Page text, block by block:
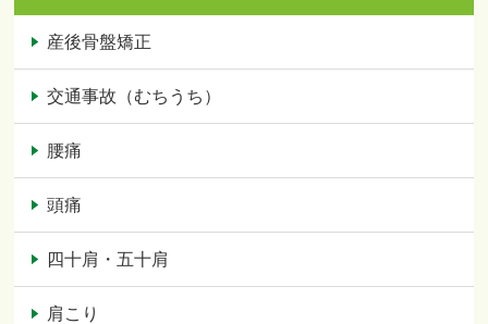
産後骨盤矯正
交通事故（むちうち）
腰痛
頭痛
四十肩・五十肩
肩こり